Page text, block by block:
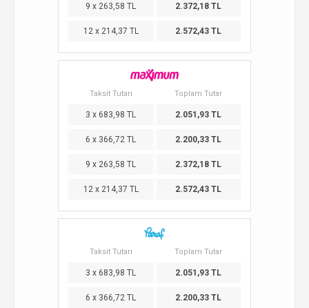
9 x 263,58 TL 2.372,18 TL
12 x 214,37 TL 2.572,43 TL
Taksit Tutarı Toplam Tutar
3 x 683,98 TL 2.051,93 TL
6 x 366,72 TL 2.200,33 TL
9 x 263,58 TL 2.372,18 TL
12 x 214,37 TL 2.572,43 TL
Taksit Tutarı Toplam Tutar
3 x 683,98 TL 2.051,93 TL
6 x 366,72 TL 2.200,33 TL